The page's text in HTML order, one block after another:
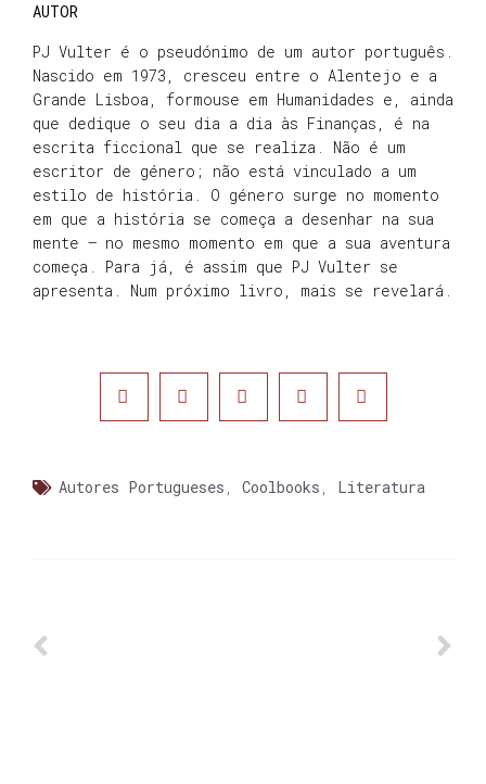
AUTOR
PJ Vulter é o pseudónimo de um autor português.
Nascido em 1973, cresceu entre o Alentejo e a
Grande Lisboa, formouse em Humanidades e, ainda
que dedique o seu dia a dia às Finanças, é na
escrita ficcional que se realiza. Não é um
escritor de género; não está vinculado a um
estilo de história. O género surge no momento
em que a história se começa a desenhar na sua
mente – no mesmo momento em que a sua aventura
começa. Para já, é assim que PJ Vulter se
apresenta. Num próximo livro, mais se revelará.
Autores Portugueses , Coolbooks , Literatura